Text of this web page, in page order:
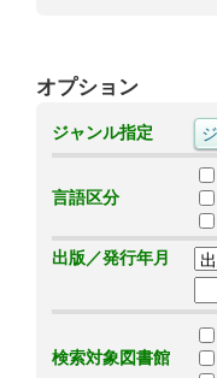
オプション
ジャンル指定
言語区分
出版／発行年月
検索対象図書館